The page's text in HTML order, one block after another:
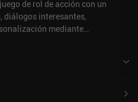
de rol de acción con un
diálogos interesantes,
mediante
de caballeros y a nuestro
RPG, hacernos con